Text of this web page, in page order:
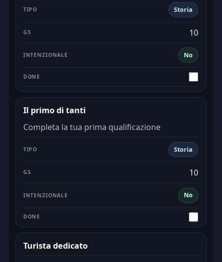
Storia
No
10
Il primo di tanti
Completa la tua prima qualificazione
Storia
No
10
Turista dedicato